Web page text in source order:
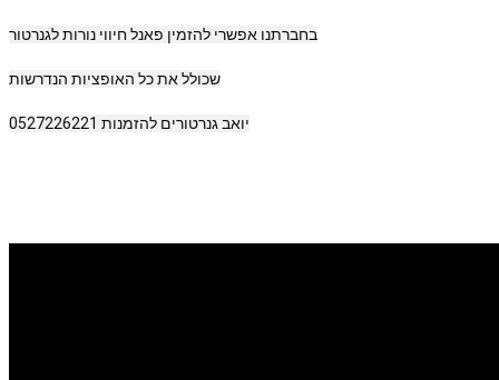
בחברתנו אפשרי להזמין פאנל חיווי נורות לגנרטור
שכולל את כל האופציות הנדרשות
יואב גנרטורים להזמנות 0527226221